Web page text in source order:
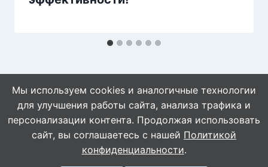
© 2026 Naget.Ru
Мы используем cookies и аналогичные технологии
для улучшения работы сайта, анализа трафика и
персонализации контента. Продолжая использовать
сайт, вы соглашаетесь с нашей Политикой
конфиденциальности.